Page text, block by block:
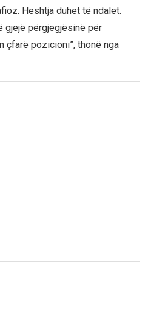
Heshtja duhet të ndalet.
gjejë përgjegjësinë për
çfarë pozicioni”, thonë nga